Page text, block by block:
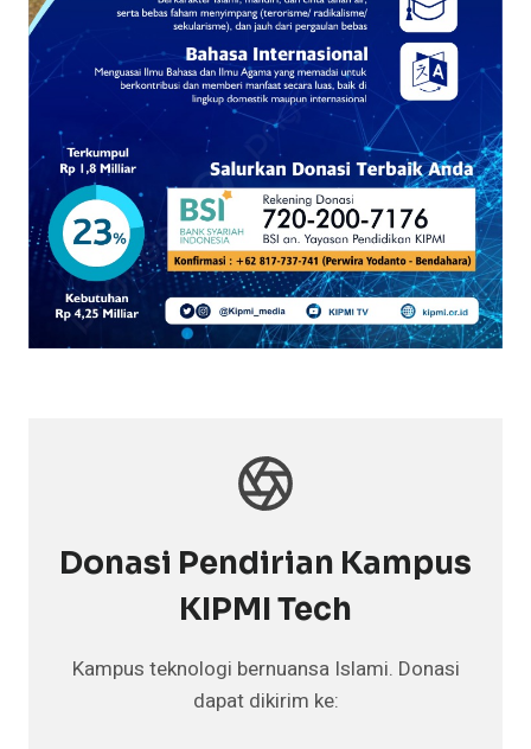
Donasi Pendirian Kampus
KIPMI Tech
Kampus teknologi bernuansa Islami. Donasi
dapat dikirim ke: